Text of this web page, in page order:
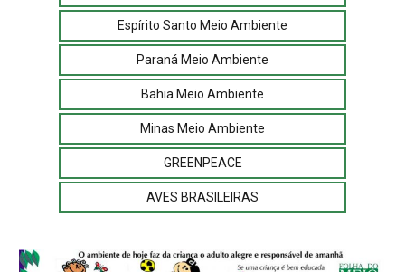
Espírito Santo Meio Ambiente
Paraná Meio Ambiente
Bahia Meio Ambiente
Minas Meio Ambiente
GREENPEACE
AVES BRASILEIRAS